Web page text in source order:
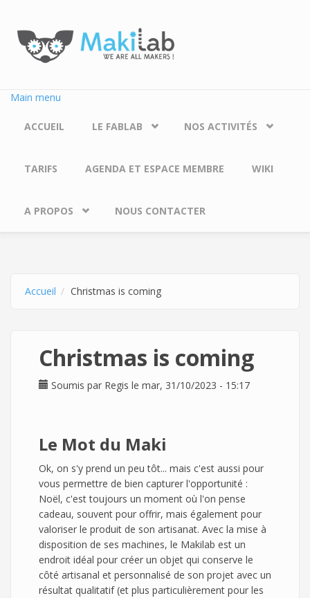
Main menu
ACCUEIL LE FABLAB NOS ACTIVITÉS
TARIFS AGENDA ET ESPACE MEMBRE WIKI
A PROPOS NOUS CONTACTER
Accueil Christmas is coming
Christmas is coming
Soumis par Regis le mar, 31/10/2023 - 15:17
Le Mot du Maki
Ok, on s'y prend un peu tôt... mais c'est aussi pour
vous permettre de bien capturer l'opportunité :
Noël, c'est toujours un moment où l'on pense
cadeau, souvent pour offrir, mais également pour
valoriser le produit de son artisanat. Avec la mise à
disposition de ses machines, le Makilab est un
endroit idéal pour créer un objet qui conserve le
côté artisanal et personnalisé de son projet avec un
résultat qualitatif (et plus particulièrement pour les